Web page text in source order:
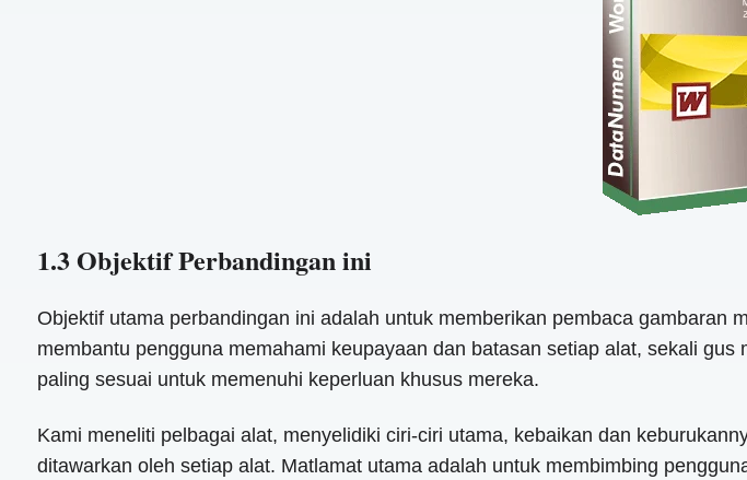
1.3 Objektif Perbandingan ini
Objektif utama perbandingan ini adalah untuk memberikan pembaca
membantu pengguna memahami keupayaan dan batasan setiap alat, sekali
paling sesuai untuk memenuhi keperluan khusus mereka.
Kami meneliti pelbagai alat, menyelidiki ciri-ciri utama, kebaikan dan
ditawarkan oleh setiap alat. Matlamat utama adalah untuk membimbing